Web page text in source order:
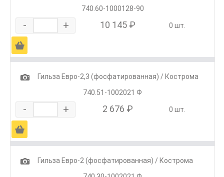
740.60-1000128-90
- + 10 145 ₽ 0 шт.
Ä
1
Гильза Евро-2,3 (фосфатированная) / Кострома
740.51-1002021 Ф
- + 2 676 ₽ 0 шт.
Ä
1
Гильза Евро-2 (фосфатированная) / Кострома